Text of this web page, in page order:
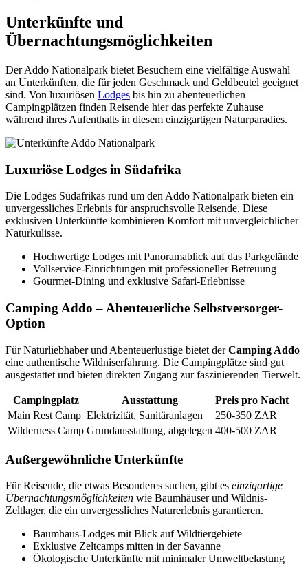
Unterkünfte und
Übernachtungsmöglichkeiten
Der Addo Nationalpark bietet Besuchern eine vielfältige Auswahl
an Unterkünften, die für jeden Geschmack und Geldbeutel geeignet
sind. Von luxuriösen Lodges bis hin zu abenteuerlichen
Campingplätzen finden Reisende hier das perfekte Zuhause
während ihres Aufenthalts in diesem einzigartigen Naturparadies.
Luxuriöse Lodges in Südafrika
Die Lodges Südafrikas rund um den Addo Nationalpark bieten ein
unvergessliches Erlebnis für anspruchsvolle Reisende. Diese
exklusiven Unterkünfte kombinieren Komfort mit unvergleichlicher
Naturkulisse.
Hochwertige Lodges mit Panoramablick auf das Parkgelände
Vollservice-Einrichtungen mit professioneller Betreuung
Gourmet-Dining und exklusive Safari-Erlebnisse
Camping Addo – Abenteuerliche Selbstversorger-
Option
Für Naturliebhaber und Abenteuerlustige bietet derCamping Addo
eine authentische Wildniserfahrung. Die Campingplätze sind gut
ausgestattet und bieten direkten Zugang zur faszinierenden Tierwelt.
Campingplatz Ausstattung
Preis pro Nacht
Main Rest Camp Elektrizität, Sanitäranlagen
250-350 ZAR
Wilderness Camp Grundausstattung, abgelegen 400-500 ZAR
Außergewöhnliche Unterkünfte
Für Reisende, die etwas Besonderes suchen, gibt es einzigartige
Übernachtungsmöglichkeiten wie Baumhäuser und Wildnis-
Zeltlager, die ein unvergessliches Naturerlebnis garantieren.
Baumhaus-Lodges mit Blick auf Wildtiergebiete
Exklusive Zeltcamps mitten in der Savanne
Ökologische Unterkünfte mit minimaler Umweltbelastung